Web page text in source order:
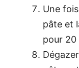
Une
pâte et
pour 20